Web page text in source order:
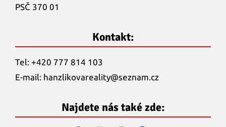
PSČ 370 01
Kontakt:
Tel: +420 777 814 103
E-mail: hanzlikovareality@seznam.cz
Najdete nás také zde: